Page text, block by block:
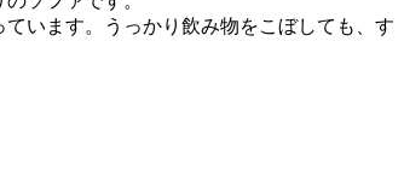
います。うっかり飲み物をこぼしても、す